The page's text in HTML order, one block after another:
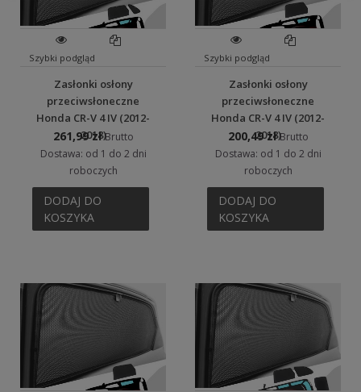
Szybki podgląd
Zasłonki osłony
przeciwsłoneczne
Honda CR-V 4 IV (2012-
2018)
261,99 zł Brutto
Dostawa: od 1 do 2 dni
roboczych
DODAJ DO
KOSZYKA
Szybki podgląd
Zasłonki osłony
przeciwsłoneczne
Honda CR-V 4 IV (2012-
2018)
200,49 zł Brutto
Dostawa: od 1 do 2 dni
roboczych
DODAJ DO
KOSZYKA